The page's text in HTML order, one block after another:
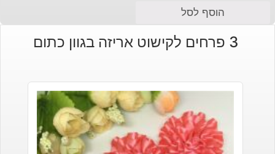
הוסף לסל
3 פרחים לקישוט אריזה בגוון כתום